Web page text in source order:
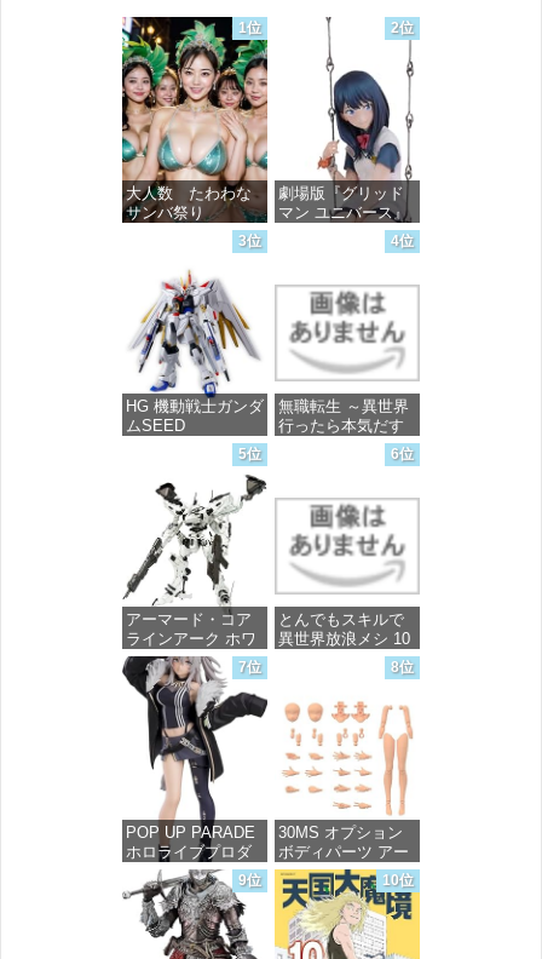
1位
大人数 たわわな
サンバ祭り
価格：¥99
2位
劇場版『グリッド
マン ユニバース』
宝多六花 wall figure
1/7スケール プラス
完成品フィギュア
価格：¥13,756
3位
HG 機動戦士ガンダ
ムSEED
FREEDOM マイテ
ィーストライクフ
リーダムガンダム
1/144スケール 色分
け済みプラモデル
価格：¥4,800
4位
無職転生 ～異世界
行ったら本気だす
～ 20 (MFコミック
ス フラッパーシ
価格：¥748
5位
アーマード・コア
ラインアーク ホワ
イト・グリント 全
高約160mm 1/72ス
ケール プラモデル
価格：¥7,367
6位
とんでもスキルで
異世界放浪メシ 10
(ガルドコミックス)
価格：¥726
7位
POP UP PARADE
ホロライブプロダ
クション 獅白ぼた
ん ノンスケール プ
ラスチック製 塗装
済み完成品フィギ
8位
30MS オプション
ボディパーツ アー
ムパーツ&レッグパ
ーツ [カラーC] 色
分け済みプラモデ
ル
9位 10位